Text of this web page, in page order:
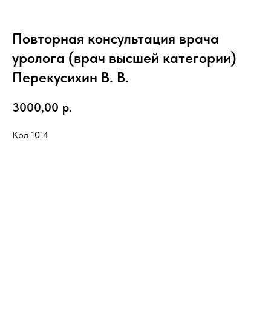
Повторная консультация врача
уролога (врач высшей категории)
Перекусихин В. В.
3000,00 р.
Код 1014